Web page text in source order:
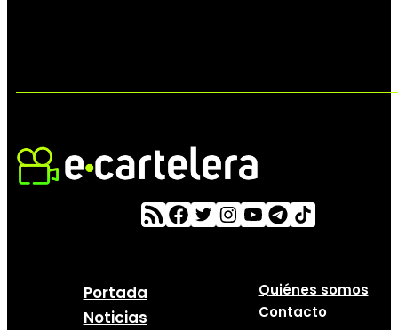
Portada
Noticias
Quiénes somos
Contacto